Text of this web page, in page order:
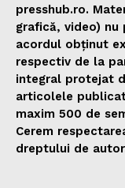
presshub.ro.
grafică, video)
acordul obținut
respectiv de la
integral protejat
articolele
maxim 500 de
Cerem
dreptului de